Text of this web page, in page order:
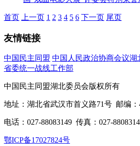
首页 上一页 1 2 3 4 5 6 下一页 尾页
友情链接
中国民主同盟 中国人民政治协商会议湖
省委统一战线工作部
中国民主同盟湖北委员会版权所有
地址：湖北省武汉市首义路71号 邮编：
电话：027-88083149 传真：027-
鄂ICP备17027824号